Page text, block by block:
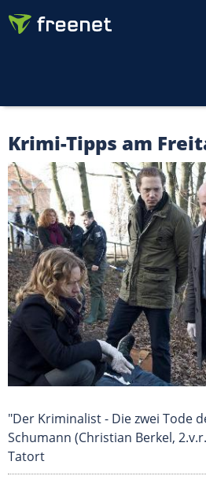
Krimi-Tipps am
"Der Kriminalist - Die zwei Tode
Schumann (Christian Berkel,
Tatort